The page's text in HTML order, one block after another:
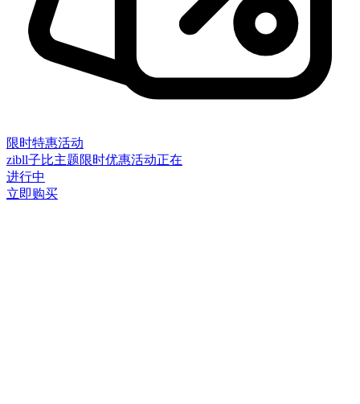
限时特惠活动
zibll子比主题限时优惠活动正在
进行中
立即购买